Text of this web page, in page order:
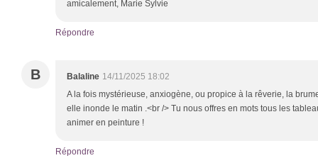
amicalement, Marie Sylvie
Répondre
B Balaline 14/11/2025 18:02
A la fois mystérieuse, anxiogène, ou propice à la rêverie, la
elle inonde le matin .<br /> Tu nous offres en mots tous les
animer en peinture !
Répondre